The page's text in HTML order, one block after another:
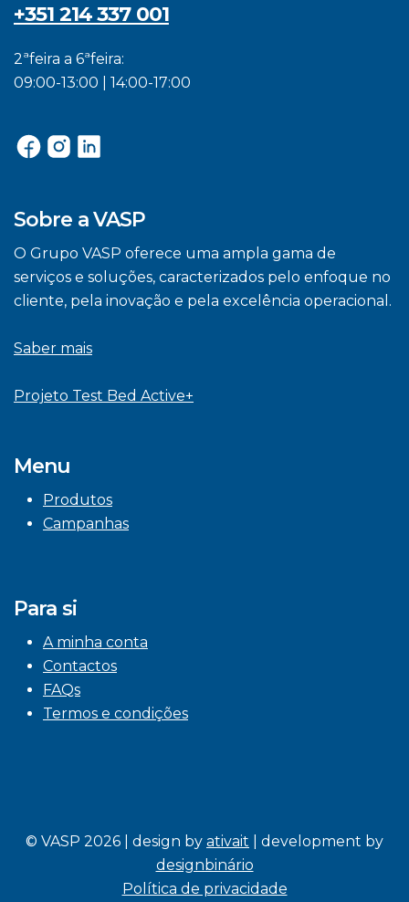
+351 214 337 001
2ªfeira a 6ªfeira:
09:00-13:00 | 14:00-17:00
Sobre a VASP
O Grupo VASP oferece uma ampla gama de
serviços e soluções, caracterizados pelo enfoque no
cliente, pela inovação e pela excelência operacional.
Saber mais
Projeto Test Bed Active+
Menu
Produtos
Campanhas
Para si
A minha conta
Contactos
FAQs
Termos e condições
© VASP 2026 | design by ativait | development by
designbinário
Política de privacidade